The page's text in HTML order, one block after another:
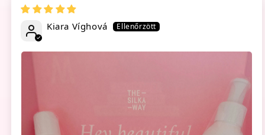
Kiara Víghová